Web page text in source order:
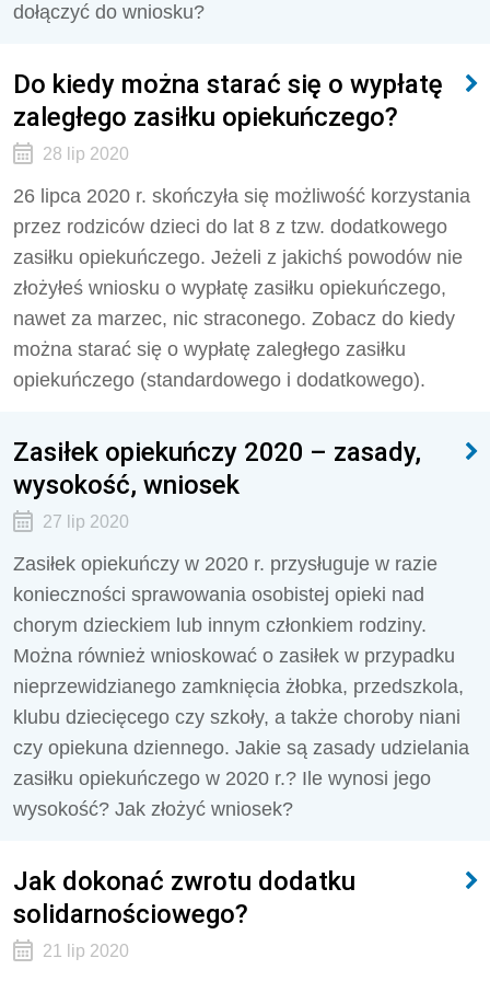
dołączyć do wniosku?
Do kiedy można starać się o wypłatę
zaległego zasiłku opiekuńczego?
28 lip 2020
26 lipca 2020 r. skończyła się możliwość korzystania
przez rodziców dzieci do lat 8 z tzw. dodatkowego
zasiłku opiekuńczego. Jeżeli z jakichś powodów nie
złożyłeś wniosku o wypłatę zasiłku opiekuńczego,
nawet za marzec, nic straconego. Zobacz do kiedy
można starać się o wypłatę zaległego zasiłku
opiekuńczego (standardowego i dodatkowego).
Zasiłek opiekuńczy 2020 – zasady,
wysokość, wniosek
27 lip 2020
Zasiłek opiekuńczy w 2020 r. przysługuje w razie
konieczności sprawowania osobistej opieki nad
chorym dzieckiem lub innym członkiem rodziny.
Można również wnioskować o zasiłek w przypadku
nieprzewidzianego zamknięcia żłobka, przedszkola,
klubu dziecięcego czy szkoły, a także choroby niani
czy opiekuna dziennego. Jakie są zasady udzielania
zasiłku opiekuńczego w 2020 r.? Ile wynosi jego
wysokość? Jak złożyć wniosek?
Jak dokonać zwrotu dodatku
solidarnościowego?
21 lip 2020